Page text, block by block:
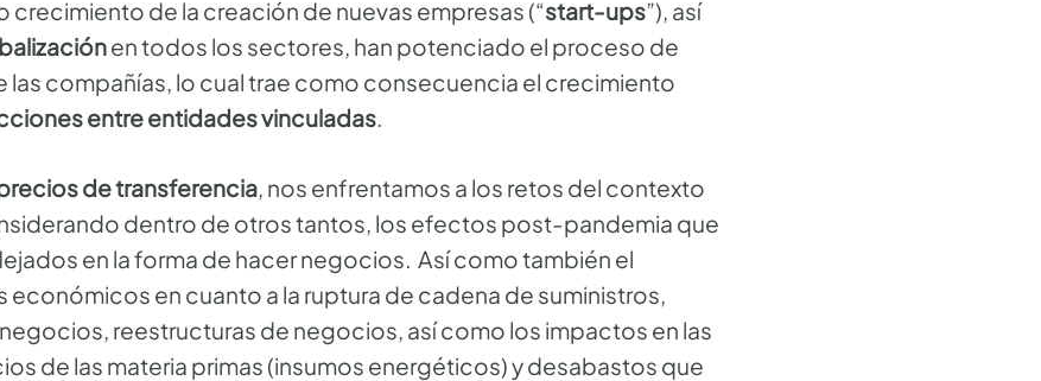
crecimiento de la creación de nuevas empresas (“start-ups”), así
en todos los sectores, han potenciado el proceso de
las compañías, lo cual trae como consecuencia el crecimiento
entre entidades vinculadas.
de transferencia, nos enfrentamos a los retos del contexto
dentro de otros tantos, los efectos post-pandemia que
en la forma de hacer negocios. Así como también el
en cuanto a la ruptura de cadena de suministros,
reestructuras de negocios, así como los impactos en las
de las materia primas (insumos energéticos) y desabastos que